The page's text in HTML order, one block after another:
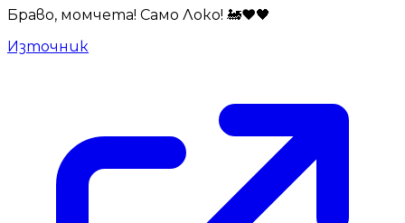
Браво, момчета! Само Локо! 🚂❤️🖤
Източник